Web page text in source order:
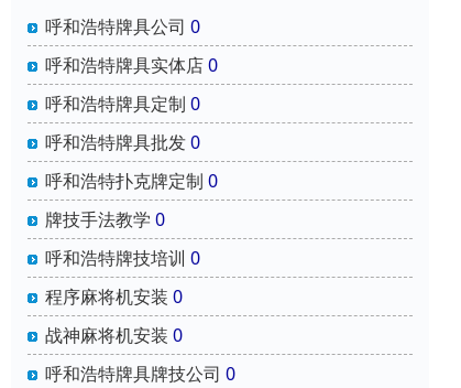
呼和浩特牌具公司 0
呼和浩特牌具实体店0
呼和浩特牌具定制 0
呼和浩特牌具批发0
呼和浩特扑克牌定制 0
牌技手法教学 0
呼和浩特牌技培训 0
程序麻将机安装 0
战神麻将机安装 0
呼和浩特牌具牌技公司 0